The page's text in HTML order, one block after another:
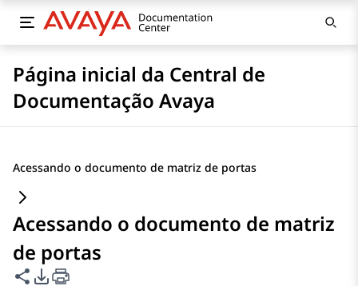
Página inicial da Central de
Documentação Avaya
Acessando o documento de matriz de portas
Acessando o documento de matriz
de portas
Compartilhar esta página
Opções de exportação de PDF